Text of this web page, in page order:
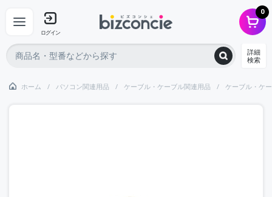
ログイン
0
詳細
検索
ホーム パソコン関連用品 ケーブル・ケーブル関連用品 ケーブル・ケ